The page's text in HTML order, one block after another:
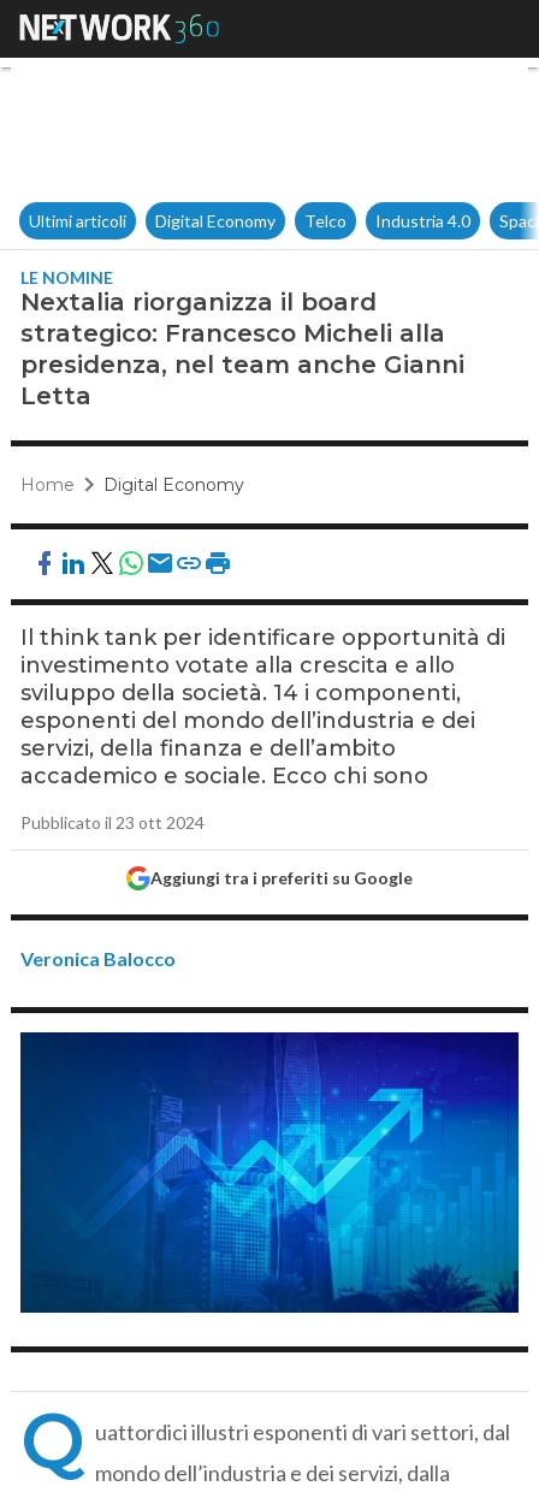
Nextalia riorganizza il board
Ultimi articoli Digital Economy Telco Industria 4.0
LE NOMINE
Nextalia riorganizza il board
strategico: Francesco Micheli alla
presidenza, nel team anche Gianni
Letta
Home Digital Economy
Il think tank per identificare opportunità di
investimento votate alla crescita e allo
sviluppo della società. 14 i componenti,
esponenti del mondo dell’industria e dei
servizi, della finanza e dell’ambito
accademico e sociale. Ecco chi sono
Pubblicato il 23 ott 2024
Aggiungi tra i preferiti su Google
Veronica Balocco
Q uattordici illustri esponenti di vari settori, dal
mondo dell’industria e dei servizi, dalla